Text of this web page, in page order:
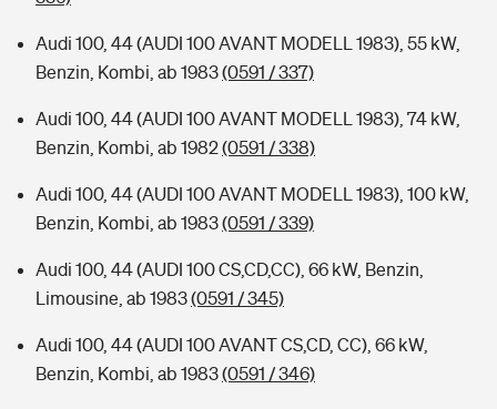
Audi 100, 44 (AUDI 100 AVANT MODELL 1983), 55 kW,
Benzin, Kombi, ab 1983(0591 / 337)
Audi 100, 44 (AUDI 100 AVANT MODELL 1983), 74 kW,
Benzin, Kombi, ab 1982(0591 / 338)
Audi 100, 44 (AUDI 100 AVANT MODELL 1983), 100 kW,
Benzin, Kombi, ab 1983(0591 / 339)
Audi 100, 44 (AUDI 100 CS,CD,CC), 66 kW, Benzin,
Limousine, ab 1983(0591 / 345)
Audi 100, 44 (AUDI 100 AVANT CS,CD, CC), 66 kW,
Benzin, Kombi, ab 1983(0591 / 346)